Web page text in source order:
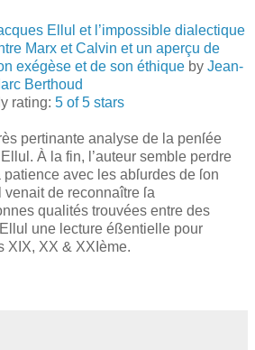
Ellul et l’impossible dialectique
Marx et Calvin et un aperçu de
exégèse et de son éthique by Jean-
Berthoud
rating: 5 of 5 stars
pertinante analyse de la penſée
À la fin, l’auteur semble perdre
patience avec les abſurdes de ſon
de reconnaître ſa
qualités trouvées entre des
une lecture éßentielle pour
XIX, XX & XXIème.